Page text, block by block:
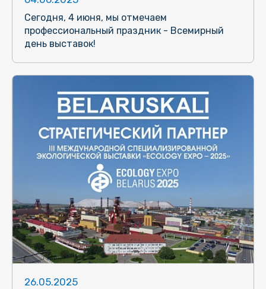
Сегодня, 4 июня, мы отмечаем
профессиональный праздник - Всемирный
день выставок!
26.05.2025